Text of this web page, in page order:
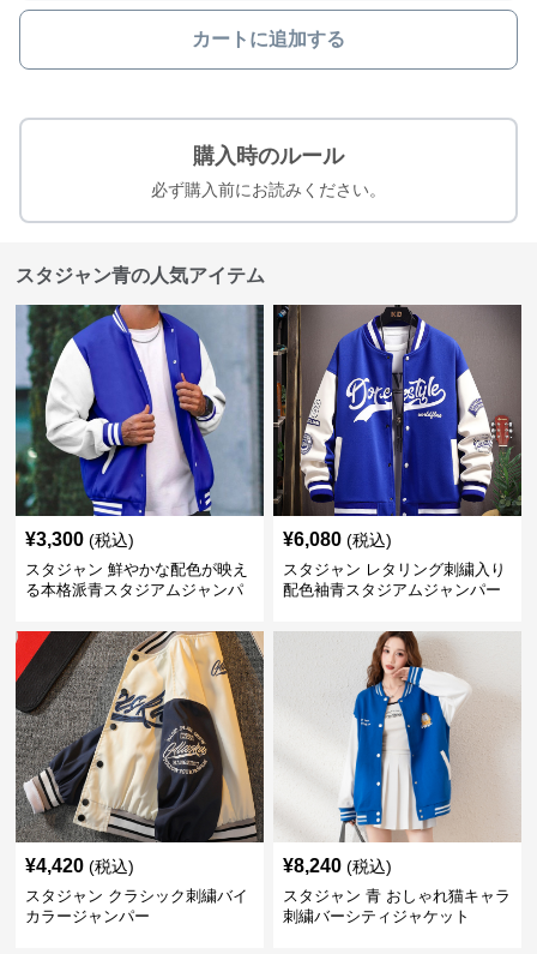
カートに追加する
購入時のルール
必ず購入前にお読みください。
スタジャン青の人気アイテム
¥3,300 (税込)
スタジャン 鮮やかな配色が映え
る本格派青スタジアムジャンパ
¥6,080 (税込)
スタジャン レタリング刺繍入り
配色袖青スタジアムジャンパー
¥4,420 (税込)
スタジャン クラシック刺繍バイ
カラージャンパー
¥8,240 (税込)
スタジャン 青 おしゃれ猫キャラ
刺繍バーシティジャケット